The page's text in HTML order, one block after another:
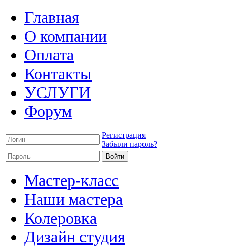
Главная
О компании
Оплата
Контакты
УСЛУГИ
Форум
Регистрация
Забыли пароль?
Мастер-класс
Наши мастера
Колеровка
Дизайн студия